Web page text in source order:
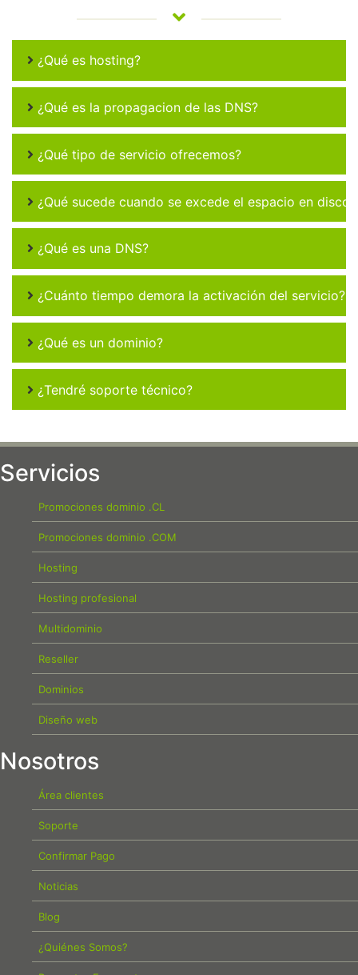
¿Qué es hosting?
¿Qué es la propagacion de las DNS?
¿Qué tipo de servicio ofrecemos?
¿Qué sucede cuando se excede el espacio en disco
¿Qué es una DNS?
¿Cuánto tiempo demora la activación del servicio?
¿Qué es un dominio?
¿Tendré soporte técnico?
Servicios
Promociones dominio .CL
Promociones dominio .COM
Hosting
Hosting profesional
Multidominio
Reseller
Dominios
Diseño web
Nosotros
Área clientes
Soporte
Confirmar Pago
Noticias
Blog
¿Quiénes Somos?